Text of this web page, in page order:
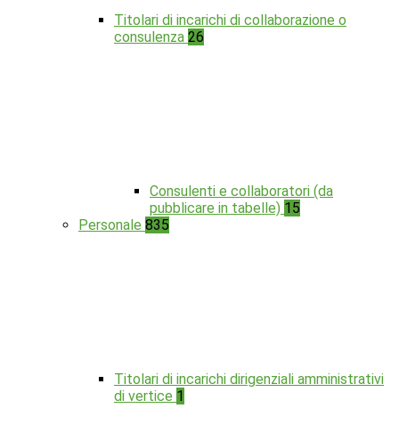
Titolari di incarichi di collaborazione o
consulenza 26
Consulenti e collaboratori (da
pubblicare in tabelle) 15
Personale 835
Titolari di incarichi dirigenziali amministrativi
di vertice 1